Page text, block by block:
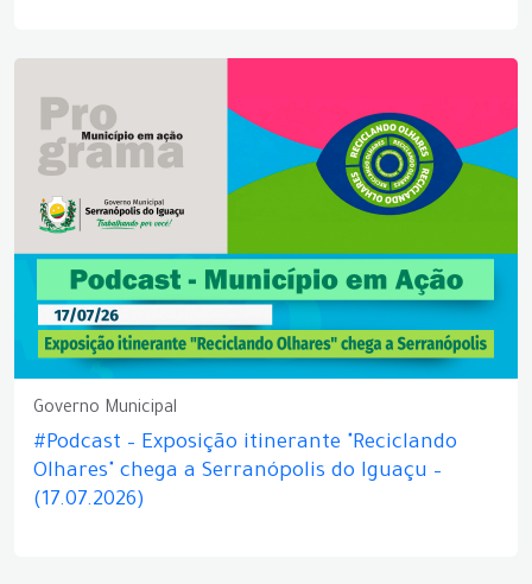
Governo Municipal
#Podcast – Exposição itinerante "Reciclando
Olhares" chega a Serranópolis do Iguaçu –
(17.07.2026)